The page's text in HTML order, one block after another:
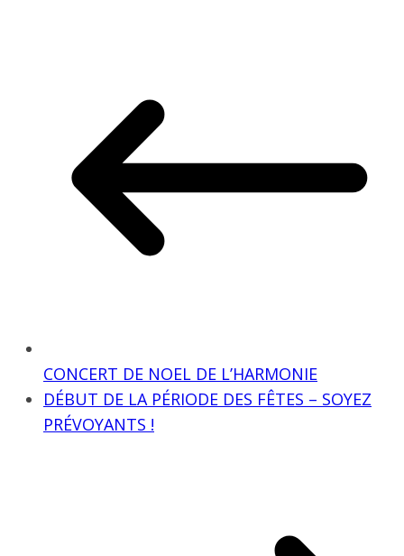
CONCERT DE NOEL DE L’HARMONIE
DÉBUT DE LA PÉRIODE DES FÊTES – SOYEZ
PRÉVOYANTS !